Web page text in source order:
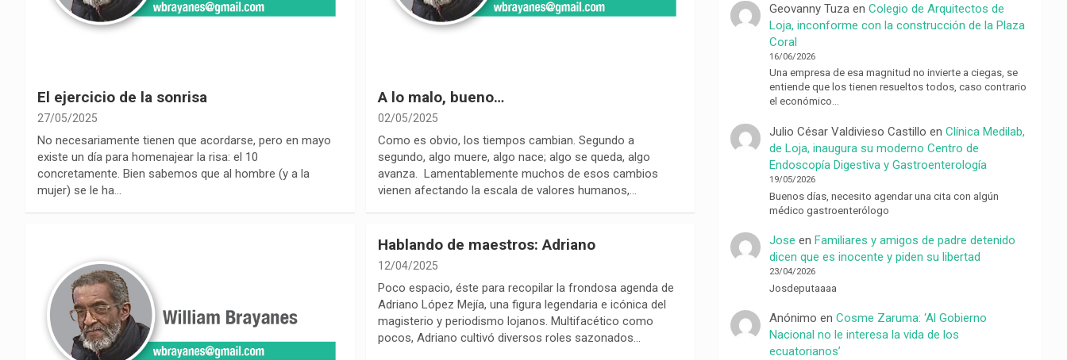
El ejercicio de la sonrisa
27/05/2025
No necesariamente tienen que acordarse, pero en mayo
existe un día para homenajear la risa: el 10
concretamente. Bien sabemos que al hombre (y a la
mujer) se le ha…
A lo malo, bueno…
02/05/2025
Como es obvio, los tiempos cambian. Segundo a
segundo, algo muere, algo nace; algo se queda, algo
avanza. Lamentablemente muchos de esos cambios
vienen afectando la escala de valores humanos,…
Hablando de maestros: Adriano
12/04/2025
Poco espacio, éste para recopilar la frondosa agenda de
Adriano López Mejía, una figura legendaria e icónica del
magisterio y periodismo lojanos. Multifacético como
pocos, Adriano cultivó diversos roles sazonados…
Geovanny Tuza enColegio de Arquitectos de
Loja, inconforme con la construcción de la Plaza
Coral
16/06/2026
Una empresa de esa magnitud no invierte a ciegas, se
entiende que los tienen resueltos todos, caso contrario
el económico…
Julio César Valdivieso Castillo enClínica Medilab,
de Loja, inaugura su moderno Centro de
Endoscopía Digestiva y Gastroenterología
19/05/2026
Buenos días, necesito agendar una cita con algún
médico gastroenterólogo
Jose enFamiliares y amigos de padre detenido
dicen que es inocente y piden su libertad
23/04/2026
Josdeputaaaa
Anónimo enCosme Zaruma: ‘Al Gobierno
Nacional no le interesa la vida de los
ecuatorianos’